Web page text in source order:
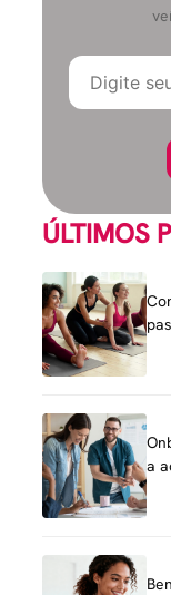
ÚLTIMOS
a